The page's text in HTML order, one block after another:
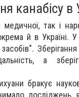
канабісу в
так і
й в
а
бракує
досліджень,